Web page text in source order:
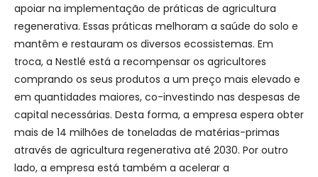
apoiar na implementação de práticas de agricultura
regenerativa. Essas práticas melhoram a saúde do solo e
mantêm e restauram os diversos ecossistemas. Em
troca, a Nestlé está a recompensar os agricultores
comprando os seus produtos a um preço mais elevado e
em quantidades maiores, co-investindo nas despesas de
capital necessárias. Desta forma, a empresa espera obter
mais de 14 milhões de toneladas de matérias-primas
através de agricultura regenerativa até 2030. Por outro
lado, a empresa está também a acelerar a